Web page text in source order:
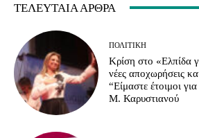
ΤΕΛΕΥΤΑΊΑ ΆΡΘΡΑ
ΠΟΛΙΤΙΚΉ
Κρίση στο «Ελπίδα
νέες αποχωρήσεις
“Είμαστε έτοιμοι
Μ. Καρυστιανού